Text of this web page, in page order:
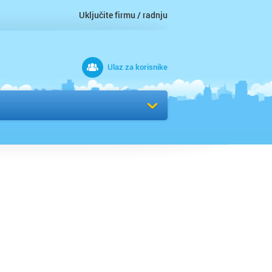
Uključite firmu / radnju
Ulaz za korisnike